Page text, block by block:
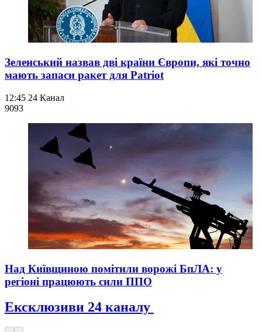
Зеленський назвав дві країни Європи, які точно
мають запаси ракет для Patriot
12:45 24 Канал
9093
Над Київщиною помітили ворожі БпЛА: у
регіоні працюють сили ППО
Ексклюзиви 24 каналу